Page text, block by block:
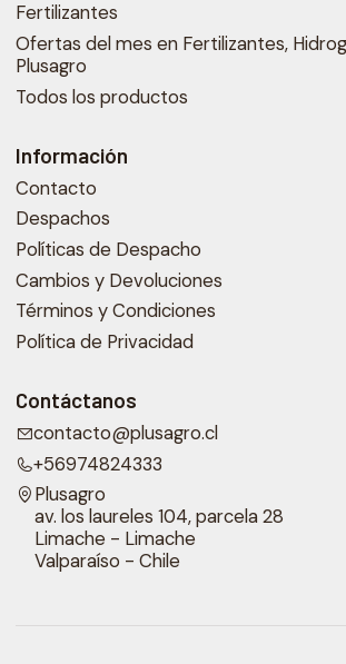
Fertilizantes
Ofertas del mes en Fertilizantes,
Plusagro
Todos los productos
Información
Contacto
Despachos
Políticas de Despacho
Cambios y Devoluciones
Términos y Condiciones
Política de Privacidad
Contáctanos
contacto@plusagro.cl
+56974824333
Plusagro
av. los laureles 104, parcela 28
Limache - Limache
Valparaíso - Chile